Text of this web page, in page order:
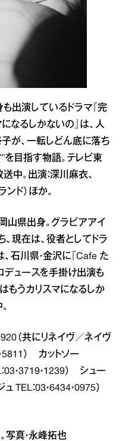
も出演しているドラマ『完
なるしかないの』は、人
が、一転しどん底に落ち
を目指す物語。テレビ東
中。出演：深川麻衣、
ド）ほか。
県出身。グラビアアイ
、現在は、役者としてドラ
石川県・金沢に『Cafe た
デュースを手掛け出演も
もうカリスマになるしか
（共にリネイヴ／ネイヴ
5811） カットソー
03・3719・1239） シュー
TEL：03・6434・0975）
写真・永峰拓也